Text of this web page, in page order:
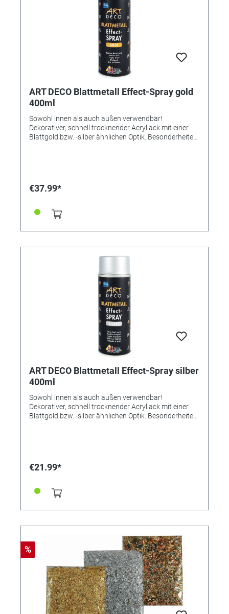
ART DECO Blattmetall Effect-Spray gold
400ml
Sowohl innen als auch außen verwendbar!
Dekorativer, schnell trocknender Acryllack mit einer
Blattgold bzw. -silber ähnlichen Optik. Besonderheiten
Gefahrenhinweis: Extrem entzündbares Aerosol.
bersten. Verursacht schwere Augenreizung. Kann
Schläfrigkeit und Benommenheit verursachen. Ist
€37.99*
ART DECO Blattmetall Effect-Spray silber
400ml
Sowohl innen als auch außen verwendbar!
Dekorativer, schnell trocknender Acryllack mit einer
Blattgold bzw. -silber ähnlichen Optik. Besonderheiten
Gefahrenhinweis: Extrem entzündbares Aerosol.
bersten. Verursacht schwere Augenreizung. Kann
Schläfrigkeit und Benommenheit verursachen. Ist
Hände von Kindern gelangen. Von Hitze, heißen
Oberflächen, Funken, offenen Flammen und anderen
Zündquellen fernhalten. Nicht rauchen. Nicht gegen
offene Flamme oder andere Zündquelle sprühen. Nicht
durchstechen oder verbrennen, auch nicht nach
Gebrauch. Aerosol nicht einatmen. Vor
Sonnenbestrahlung schützen. Nicht Temperaturen
über 50 °C aussetzen. Entsorgung des Inhalts / des
Behälters gemäß den regionalen Vorschriften.
Wiederholter Kontakt kann zu spröder oder rissiger
€21.99*
%